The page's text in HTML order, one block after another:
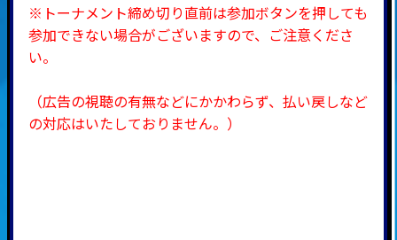
※トーナメント締め切り直前は参加ボタンを押しても
参加できない場合がございますので、ご注意くださ
い。
（広告の視聴の有無などにかかわらず、払い戻しなど
の対応はいたしておりません。）